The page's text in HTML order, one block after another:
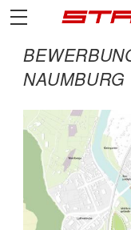
NAUMBURG